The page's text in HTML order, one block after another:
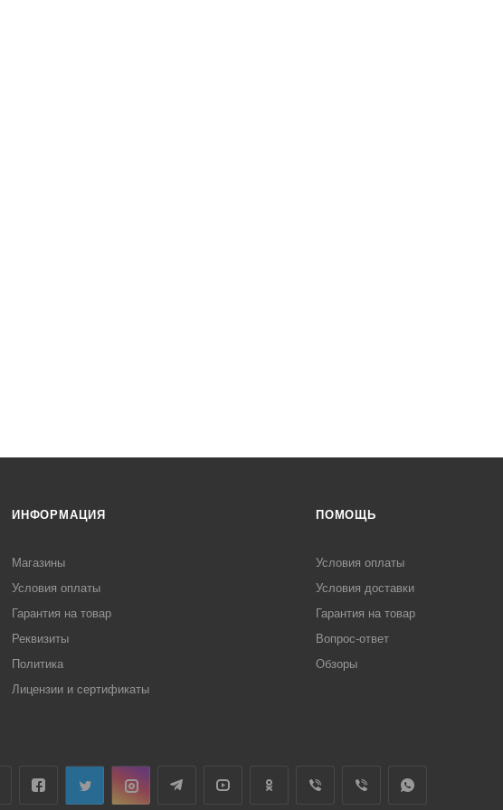
ИНФОРМАЦИЯ
Магазины
Условия оплаты
Гарантия на товар
Реквизиты
Политика
Лицензии и сертификаты
ПОМОЩЬ
Условия оплаты
Условия доставки
Гарантия на товар
Вопрос-ответ
Обзоры